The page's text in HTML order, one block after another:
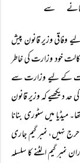
سے
وفاقی وزیر قانون پیش
خود وزارت کی خاطر
کے لیے وزارت سے
حد دیکھیے کہ وزیر قانون
میڈیا میں سٹوری بنانا
نہیں، نمبر گیم جاری
گیم الٹنے کا سلسلہ